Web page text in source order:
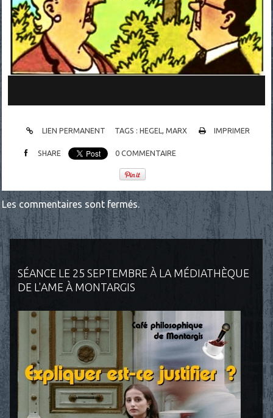
SÉANCE LE 25 SEPTEMBRE À LA MÉDIATHÈQUE
DE L'AME À MONTARGIS
LIEN PERMANENT TAGS :HEGEL,MARX IMPRIMER
SHARE 0 COMMENTAIRE
Les commentaires sont fermés.